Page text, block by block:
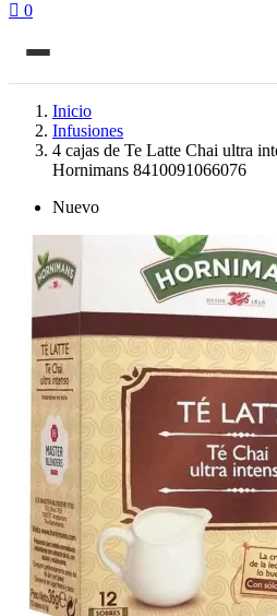
 0
Inicio
Infusiones
4 cajas de Te Latte Chai ultra
Hornimans 8410091066076
Nuevo